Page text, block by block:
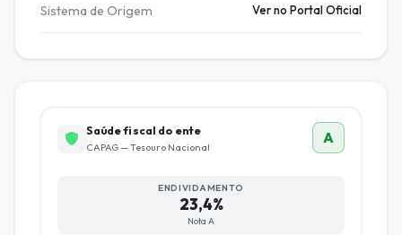
Sistema de Origem Ver no Portal Oficial
Saúde fiscal do ente
CAPAG — Tesouro Nacional
A
ENDIVIDAMENTO
23,4%
Nota A